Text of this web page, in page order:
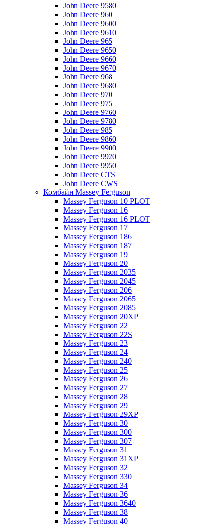
John Deere 9580
John Deere 960
John Deere 9600
John Deere 9610
John Deere 965
John Deere 9650
John Deere 9660
John Deere 9670
John Deere 968
John Deere 9680
John Deere 970
John Deere 975
John Deere 9760
John Deere 9780
John Deere 985
John Deere 9860
John Deere 9900
John Deere 9920
John Deere 9950
John Deere CTS
John Deere CWS
Комбайн Massey Ferguson
Massey Ferguson 10 PLOT
Massey Ferguson 16
Massey Ferguson 16 PLOT
Massey Ferguson 17
Massey Ferguson 186
Massey Ferguson 187
Massey Ferguson 19
Massey Ferguson 20
Massey Ferguson 2035
Massey Ferguson 2045
Massey Ferguson 206
Massey Ferguson 2065
Massey Ferguson 2085
Massey Ferguson 20XP
Massey Ferguson 22
Massey Ferguson 22S
Massey Ferguson 23
Massey Ferguson 24
Massey Ferguson 240
Massey Ferguson 25
Massey Ferguson 26
Massey Ferguson 27
Massey Ferguson 28
Massey Ferguson 29
Massey Ferguson 29XP
Massey Ferguson 30
Massey Ferguson 300
Massey Ferguson 307
Massey Ferguson 31
Massey Ferguson 31XP
Massey Ferguson 32
Massey Ferguson 330
Massey Ferguson 34
Massey Ferguson 36
Massey Ferguson 3640
Massey Ferguson 38
Massey Ferguson 40